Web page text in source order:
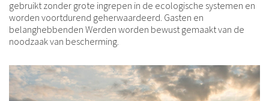
gebruikt zonder grote ingrepen in de ecologische systemen en
worden voortdurend geherwaardeerd. Gasten en
belanghebbenden Werden worden bewust gemaakt van de
noodzaak van bescherming.